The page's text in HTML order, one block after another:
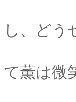
「私
し、どう
熱で
て薫は微
剣心